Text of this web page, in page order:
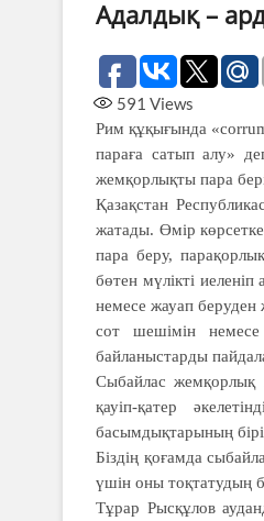
Адалдық –
591 Views
Рим құқығында
параға сатып алу»
жемқорлықты пара
Қазақстан
жатады. Өмір
пара беру,
бөтен мүлікті
немесе жауап беруден
сот шешімін
байланыстарды
Сыбайлас жемқорлық
қауіп-қатер
басымдықтарының
Біздің қоғамда
үшін оны тоқтатудың
Тұрар Рысқұлов